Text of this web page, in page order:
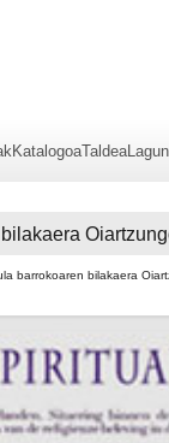
KatalogoaTaldea
barrokoaren bilakaera